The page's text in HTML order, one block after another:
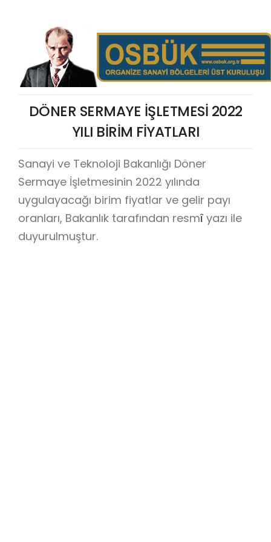
DÖNER SERMAYE İŞLETMESİ 2022
YILI BİRİM FİYATLARI
Sanayi ve Teknoloji Bakanlığı Döner
Sermaye İşletmesinin 2022 yılında
uygulayacağı birim fiyatlar ve gelir payı
oranları, Bakanlık tarafından resmî yazı ile
duyurulmuştur.